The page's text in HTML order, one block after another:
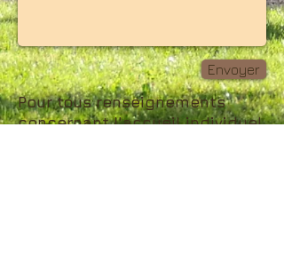
Envoyer
Pour tous renseignements
concernant l'accueil individuel